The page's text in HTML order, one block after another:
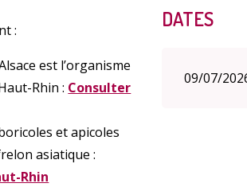
:
est l’organisme
Rhin : Consulter
et apicoles
asiatique :
Rhin
DATES
09/07/